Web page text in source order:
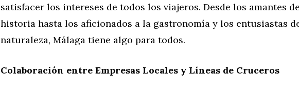
satisfacer los intereses de todos los viajeros. Desde los amantes
historia hasta los aficionados a la gastronomía y los entusiastas
naturaleza, Málaga tiene algo para todos.
Colaboración entre Empresas Locales y Líneas de Cruceros